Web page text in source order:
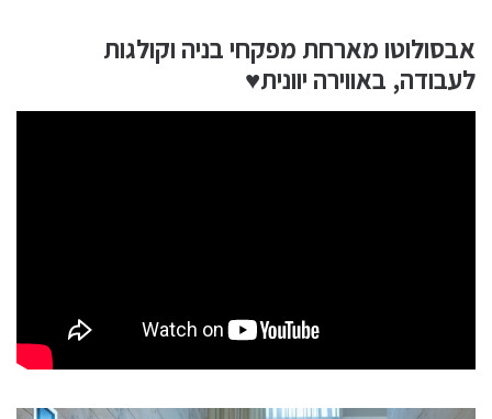
אבסולוטו מארחת מפקחי בניה וקולגות
לעבודה, באווירה יוונית♥